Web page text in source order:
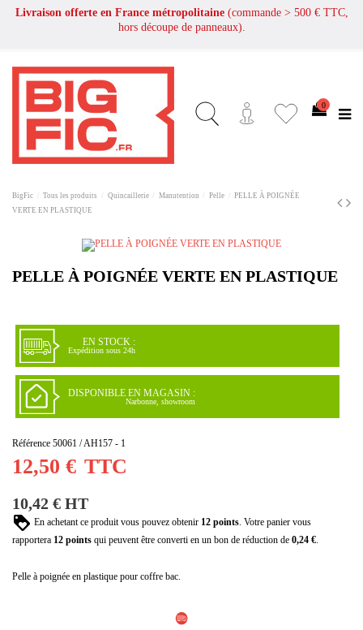
Livraison offerte en France métropolitaine (commande > 500 € TTC,
hors découpe de panneaux).
0
BigFic Tous les produits Quincaillerie Manutention Pelle
PELLE À POIGNÉE
VERTE EN PLASTIQUE
PELLE À POIGNÉE VERTE EN PLASTIQUE
EN STOCK :
Expédition sous 24h
DISPONIBLE EN MAGASIN :
Narbonne, showroom
Référence 50061 / AH157 - 1
12,50 € TTC
10,42 € HT
En achetant ce produit vous pouvez obtenir 12 points . Votre panier vous
rapportera 12 points qui peuvent être converti en un bon de réduction de 0,24 €
Pelle à poignée en plastique pour coffre bac.